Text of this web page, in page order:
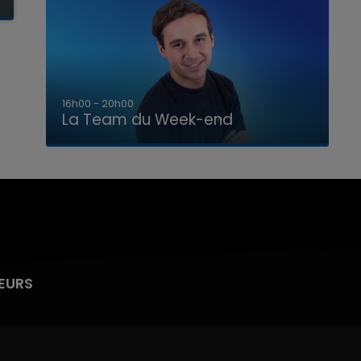
7h00 - 12h00
La Team du Week-end